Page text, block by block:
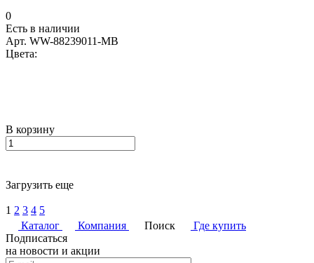
0
Есть в наличии
Арт. WW-88239011-MB
Цвета:
В корзину
Загрузить еще
1 2 3 4 5
Каталог
Компания Поиск
Где купить
Подписаться
на новости и акции